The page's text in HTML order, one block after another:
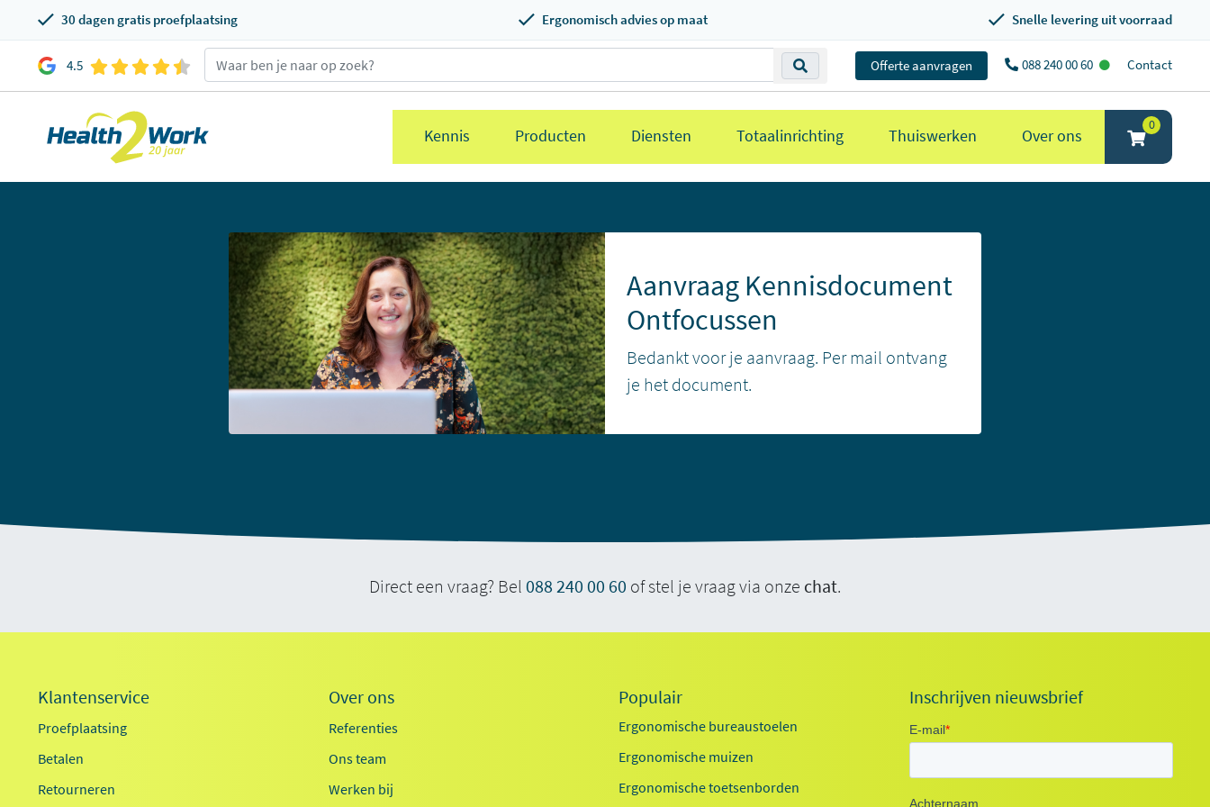
30 dagen gratis proefplaatsing Ergonomisch advies op maat Snelle levering uit voorraad
4.5 Offerte aanvragen 088 240 00 60 Contact
Kennis Producten Diensten Totaalinrichting Thuiswerken Over ons
0
Aanvraag Kennisdocument
Ontfocussen
Bedankt voor je aanvraag. Per mail ontvang
je het document.
Direct een vraag? Bel 088 240 00 60 of stel je vraag via onze chat.
Klantenservice
Proefplaatsing
Betalen
Retourneren
Over ons
Referenties
Ons team
Werken bij
Populair
Ergonomische bureaustoelen
Ergonomische muizen
Ergonomische toetsenborden
Inschrijven nieuwsbrief